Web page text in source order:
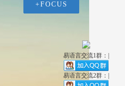
+FOCUS
易语言交流1群：|
易语言交流2群：|